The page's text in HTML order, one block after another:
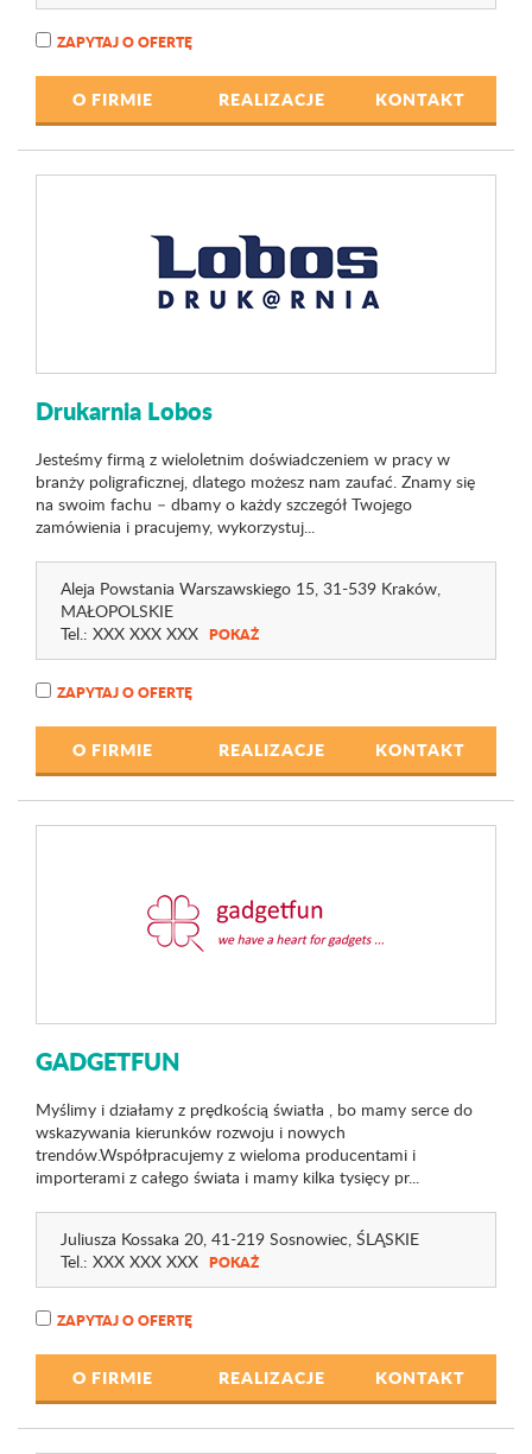
ZAPYTAJ O OFERTĘ
O FIRMIE REALIZACJE KONTAKT
Drukarnia Lobos
Jesteśmy firmą z wieloletnim doświadczeniem w pracy w
branży poligraficznej, dlatego możesz nam zaufać. Znamy się
na swoim fachu – dbamy o każdy szczegół Twojego
zamówienia i pracujemy, wykorzystuj...
Aleja Powstania Warszawskiego 15, 31-539 Kraków,
MAŁOPOLSKIE
Tel.: XXX XXX XXX POKAŻ
ZAPYTAJ O OFERTĘ
O FIRMIE REALIZACJE KONTAKT
GADGETFUN
Myślimy i działamy z prędkością światła , bo mamy serce do
wskazywania kierunków rozwoju i nowych
trendów.Współpracujemy z wieloma producentami i
importerami z całego świata i mamy kilka tysięcy pr...
Juliusza Kossaka 20, 41-219 Sosnowiec, ŚLĄSKIE
Tel.: XXX XXX XXX POKAŻ
ZAPYTAJ O OFERTĘ
O FIRMIE REALIZACJE KONTAKT